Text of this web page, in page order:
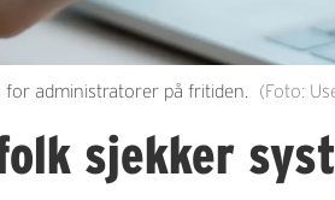
for administratorer på fritiden. (Foto:
sjekker